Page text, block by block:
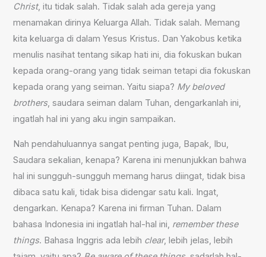
Christ, itu tidak salah. Tidak salah ada gereja yang
menamakan dirinya Keluarga Allah. Tidak salah. Memang
kita keluarga di dalam Yesus Kristus. Dan Yakobus ketika
menulis nasihat tentang sikap hati ini, dia fokuskan bukan
kepada orang-orang yang tidak seiman tetapi dia fokuskan
kepada orang yang seiman. Yaitu siapa? My beloved
brothers, saudara seiman dalam Tuhan, dengarkanlah ini,
ingatlah hal ini yang aku ingin sampaikan.
Nah pendahuluannya sangat penting juga, Bapak, Ibu,
Saudara sekalian, kenapa? Karena ini menunjukkan bahwa
hal ini sungguh-sungguh memang harus diingat, tidak bisa
dibaca satu kali, tidak bisa didengar satu kali. Ingat,
dengarkan. Kenapa? Karena ini firman Tuhan. Dalam
bahasa Indonesia ini ingatlah hal-hal ini, remember these
things. Bahasa Inggris ada lebih clear, lebih jelas, lebih